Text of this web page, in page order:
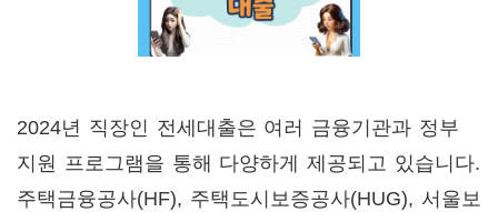
2024년 직장인 전세대출은 여러 금융기관과 정부
지원 프로그램을 통해 다양하게 제공되고 있습니다.
주택금융공사(HF), 주택도시보증공사(HUG), 서울보